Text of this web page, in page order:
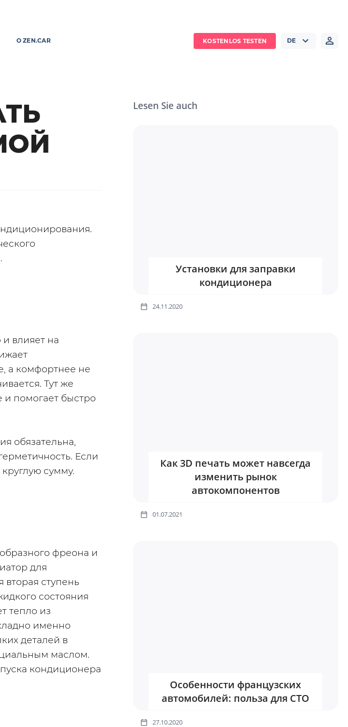
О ZEN.CAR KOSTENLOS TESTEN DE
влияет на
а комфортнее не
Тут же
и помогает быстро
обязательна,
Если
сумму.
фреона и
для
вторая ступень
состояния
тепло из
именно
деталей в
маслом.
кондиционера
Lesen Sie auch
Установки для заправки
кондиционера
24.11.2020
Как 3D печать может навсегда
изменить рынок
автокомпонентов
01.07.2021
Особенности французских
автомобилей: польза для СТО
27.10.2020